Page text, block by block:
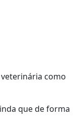
como
que de forma